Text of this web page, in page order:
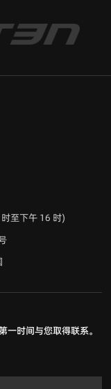
至下午 16 时)
时间与您取得联系。